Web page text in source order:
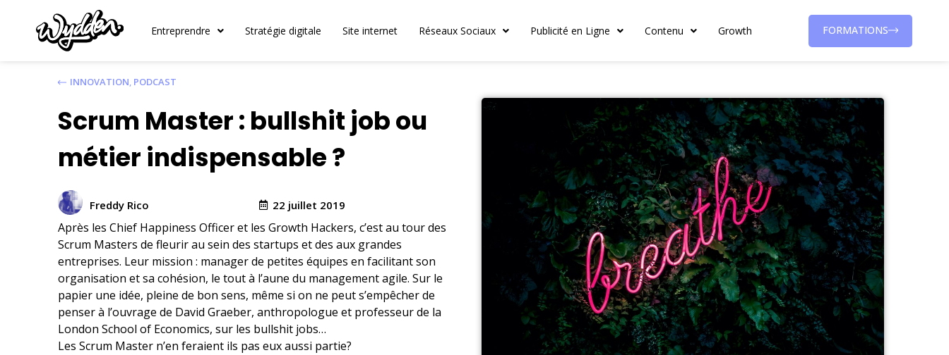
Entreprendre Stratégie digitale Site internet Réseaux Sociaux Publicité en Ligne Contenu Growth FORMATIONS
INNOVATION, PODCAST
Scrum Master : bullshit job ou
métier indispensable ?
Freddy Rico 22 juillet 2019
Après les Chief Happiness Officer et les Growth Hackers, c’est au tour des
Scrum Masters de fleurir au sein des startups et des aux grandes
entreprises. Leur mission : manager de petites équipes en facilitant son
organisation et sa cohésion, le tout à l’aune du management agile. Sur le
papier une idée, pleine de bon sens, même si on ne peut s’empêcher de
penser à l’ouvrage de David Graeber, anthropologue et professeur de la
London School of Economics, sur les bullshit jobs…
Les Scrum Master n’en feraient ils pas eux aussi partie?